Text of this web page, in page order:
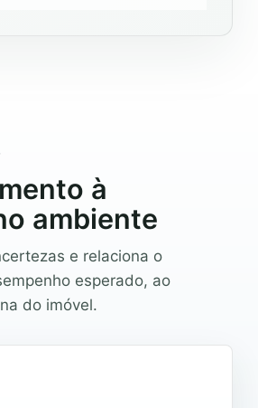
à
ambiente
e relaciona o
esperado, ao
do imóvel.